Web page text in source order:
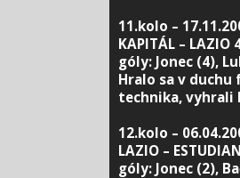
11.kolo –
KAPITÁL – LAZIO
góly: Jonec (4),
Hralo sa v
technika, vyhrali
12.kolo –
LAZIO –
góly: Jonec (2),